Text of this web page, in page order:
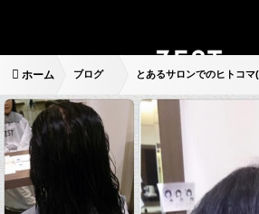
ホーム ブログ とあるサロンでのヒトコマ